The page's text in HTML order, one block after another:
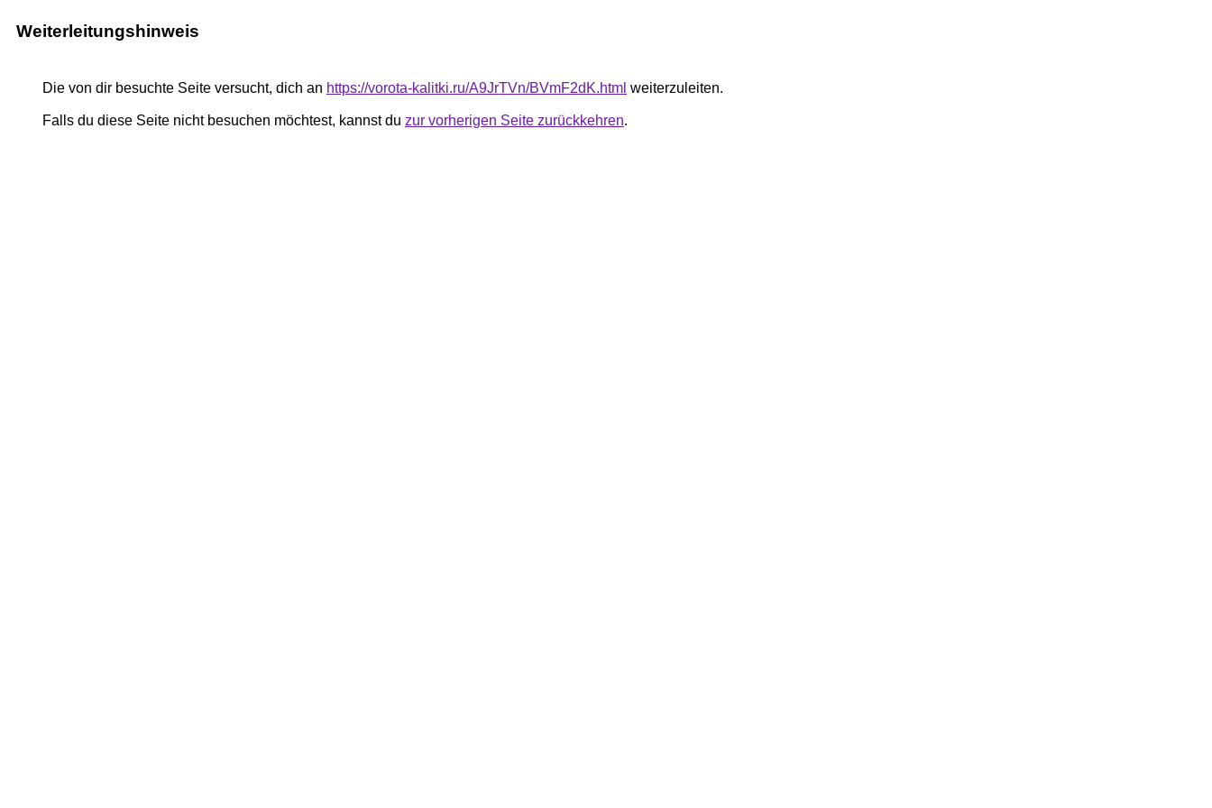
Weiterleitungshinweis
Die von dir besuchte Seite versucht, dich an https://vorota-kalitki.ru/A9JrTVn/BVmF2dK.html weiterzuleiten.
Falls du diese Seite nicht besuchen möchtest, kannst du zur vorherigen Seite zurückkehren.